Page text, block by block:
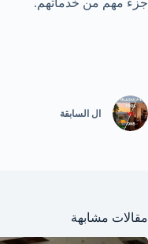
ال السابقة
مقالات مشابهة